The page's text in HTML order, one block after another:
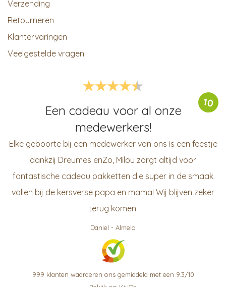
Verzending
Retourneren
Klantervaringen
Veelgestelde vragen
10
Een cadeau voor al onze
medewerkers!
Elke geboorte bij een medewerker van ons is een feestje
dankzij Dreumes enZo, Milou zorgt altijd voor
fantastische cadeau pakketten die super in de smaak
vallen bij de kersverse papa en mama! Wij blijven zeker
terug komen.
Daniel - Almelo
999 klanten waarderen ons gemiddeld met een 9.3/10